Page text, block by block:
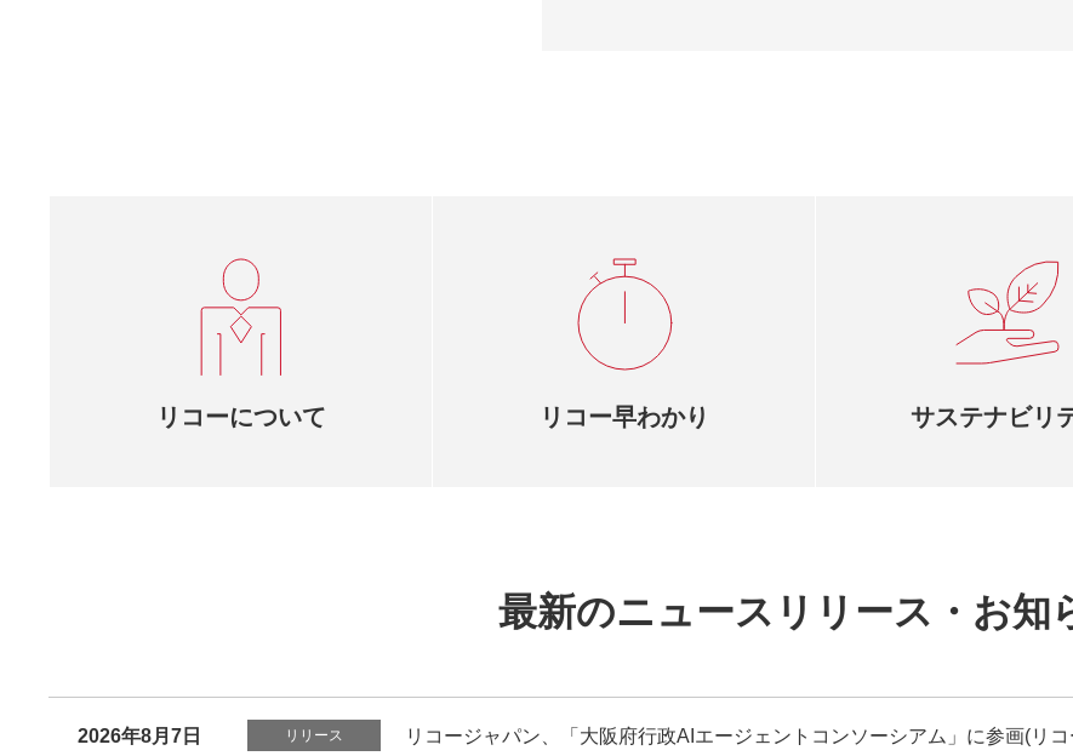
リコーについて リコー早わかり サステナビリ
最新のニュースリリース・お知
2026年8月7日 リリース リコージャパン、「大阪府行政AIエージェントコンソーシアム」に参画(リ